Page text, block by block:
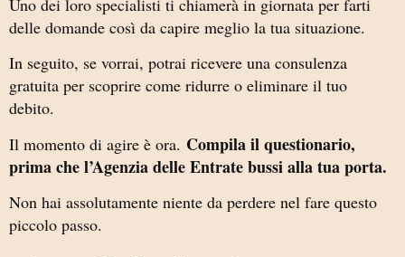
delle domande così da capire meglio la tua situazione.
In seguito, se vorrai, potrai ricevere una consulenza
gratuita per scoprire come ridurre o eliminare il tuo
debito.
Il momento di agire è ora. Compila il questionario,
prima che l’Agenzia delle Entrate bussi alla tua porta.
Non hai assolutamente niente da perdere nel fare questo
piccolo passo.